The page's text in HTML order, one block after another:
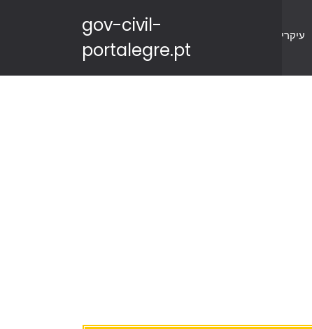
gov-civil-
portalegre.pt
עיקרי